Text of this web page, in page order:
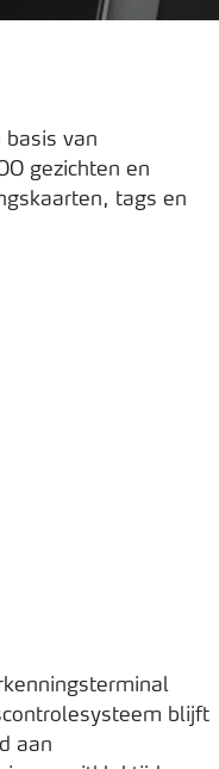
van
gezichten en
tags en
blijft
aan